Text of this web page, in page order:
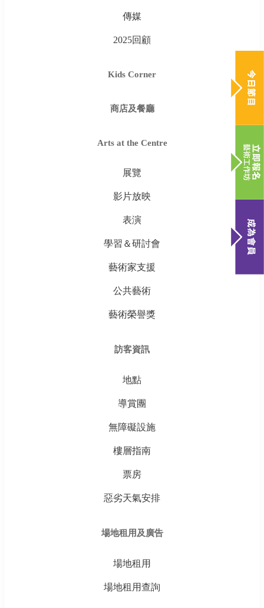
傳媒
2025回顧
Kids Corner
商店及餐廳
Arts at the Centre
展覽
影片放映
表演
學習＆研討會
藝術家支援
公共藝術
藝術榮譽獎
訪客資訊
地點
導賞團
無障礙設施
樓層指南
票房
惡劣天氣安排
場地租用及廣告
場地租用
場地租用查詢